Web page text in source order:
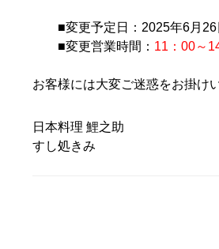
■変更予定日：2025年6月26
■変更営業時間： 11：00～
お客様には大変ご迷惑をお掛け
日本料理 鯉之助
すし処きみ